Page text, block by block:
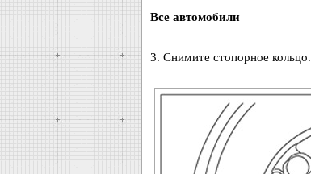
Все автомобили
3. Снимите стопорное кольцо.